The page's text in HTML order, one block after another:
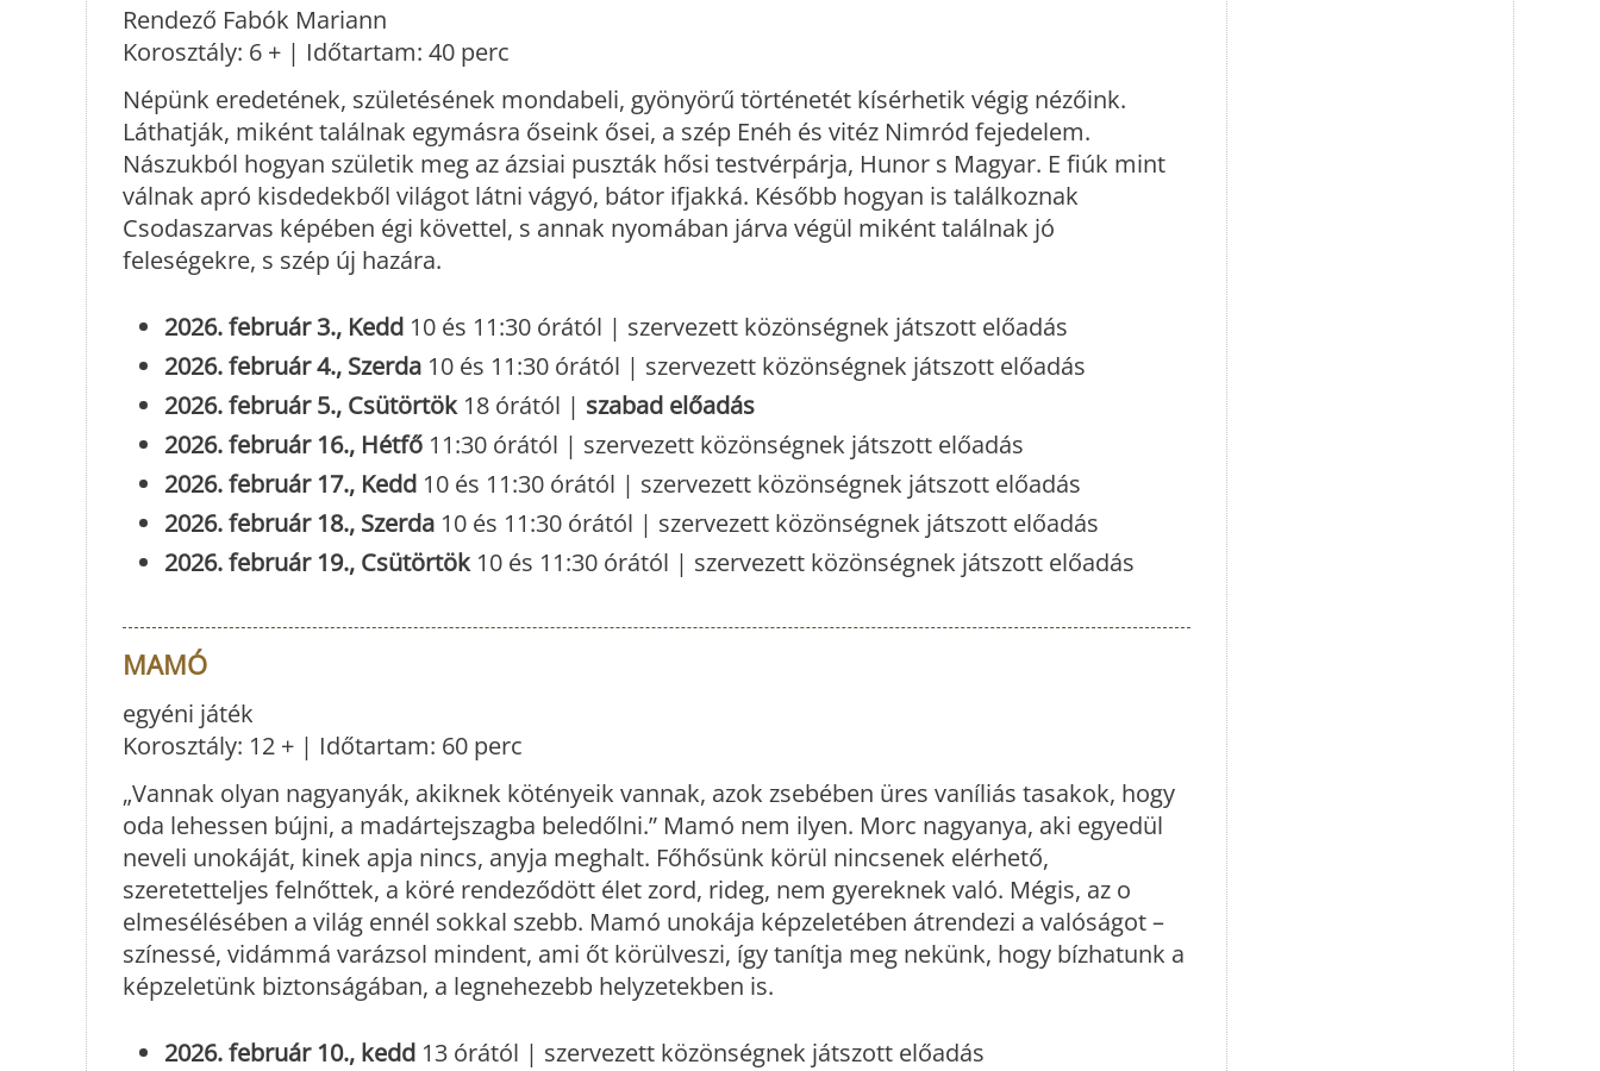
Rendező Fabók Mariann
Korosztály: 6 + | Időtartam: 40 perc
Népünk eredetének, születésének mondabeli, gyönyörű történetét kísérhetik végig nézőink.
Láthatják, miként találnak egymásra őseink ősei, a szép Enéh és vitéz Nimród fejedelem.
Nászukból hogyan születik meg az ázsiai puszták hősi testvérpárja, Hunor s Magyar. E fiúk mint
válnak apró kisdedekből világot látni vágyó, bátor ifjakká. Később hogyan is találkoznak
Csodaszarvas képében égi követtel, s annak nyomában járva végül miként találnak jó
feleségekre, s szép új hazára.
2026. február 3., Kedd 10 és 11:30 órától | szervezett közönségnek játszott előadás
2026. február 4., Szerda 10 és 11:30 órától | szervezett közönségnek játszott előadás
2026. február 5., Csütörtök18 órától | szabad előadás
2026. február 16., Hétfő 11:30 órától | szervezett közönségnek játszott előadás
2026. február 17., Kedd 10 és 11:30 órától | szervezett közönségnek játszott előadás
2026. február 18., Szerda 10 és 11:30 órától | szervezett közönségnek játszott előadás
2026. február 19., Csütörtök 10 és 11:30 órától | szervezett közönségnek játszott előadás
MAMÓ
egyéni játék
Korosztály: 12 + | Időtartam: 60 perc
„Vannak olyan nagyanyák, akiknek kötényeik vannak, azok zsebében üres vaníliás tasakok, hogy
oda lehessen bújni, a madártejszagba beledőlni.” Mamó nem ilyen. Morc nagyanya, aki egyedül
neveli unokáját, kinek apja nincs, anyja meghalt. Főhősünk körül nincsenek elérhető,
szeretetteljes felnőttek, a köré rendeződött élet zord, rideg, nem gyereknek való. Mégis, az o
elmesélésében a világ ennél sokkal szebb. Mamó unokája képzeletében átrendezi a valóságot –
színessé, vidámmá varázsol mindent, ami őt körülveszi, így tanítja meg nekünk, hogy bízhatunk a
képzeletünk biztonságában, a legnehezebb helyzetekben is.
2026. február 10., kedd 13 órától | szervezett közönségnek játszott előadás